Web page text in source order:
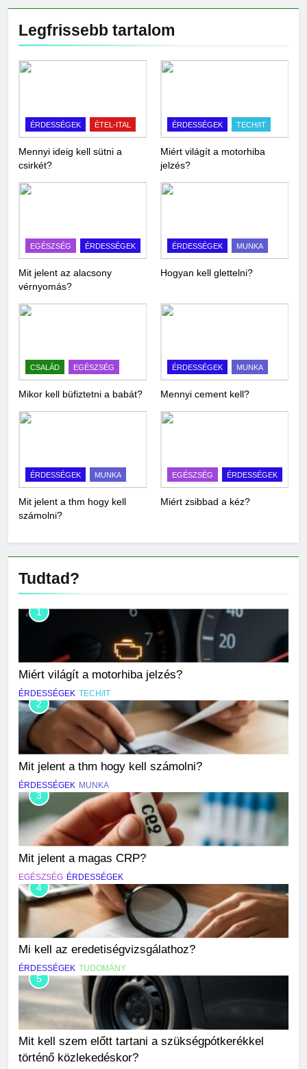
Legfrissebb tartalom
ÉRDESSÉGEK ÉTEL-ITAL
Mennyi ideig kell sütni a
csirkét?
ÉRDESSÉGEK TECH/IT
Miért világít a motorhiba
jelzés?
EGÉSZSÉG ÉRDESSÉGEK
Mit jelent az alacsony
vérnyomás?
ÉRDESSÉGEK MUNKA
Hogyan kell glettelni?
CSALÁD EGÉSZSÉG
Mikor kell büfiztetni a babát?
ÉRDESSÉGEK MUNKA
Mennyi cement kell?
ÉRDESSÉGEK MUNKA
Mit jelent a thm hogy kell
számolni?
EGÉSZSÉG ÉRDESSÉGEK
Miért zsibbad a kéz?
Tudtad?
1
Miért világít a motorhiba jelzés?
ÉRDESSÉGEK TECH/IT
2
Mit jelent a thm hogy kell számolni?
ÉRDESSÉGEK MUNKA
3
Mit jelent a magas CRP?
EGÉSZSÉG ÉRDESSÉGEK
4
Mi kell az eredetiségvizsgálathoz?
ÉRDESSÉGEK TUDOMÁNY
5
Mit kell szem előtt tartani a szükségpótkerékkel
történő közlekedéskor?